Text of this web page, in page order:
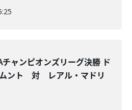
チャンピオンズリーグ決勝 ド
ント 対 レアル・マドリ